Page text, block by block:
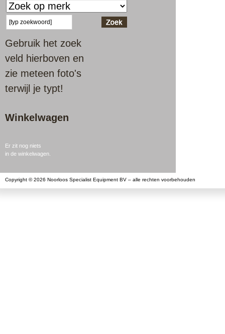
Gebruik het zoek
veld hierboven en
zie meteen foto's
terwijl je typt!
Winkelwagen
Er zit nog niets
in de winkelwagen.
Copyright © 2026 Noorloos Specialist Equipment BV – alle rechten voorbehouden